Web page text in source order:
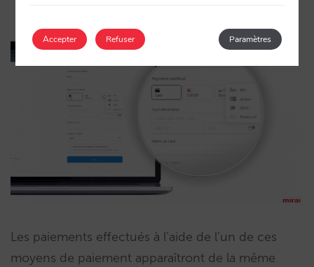
Les paiements effectués à l’aide de l’un de ces
moyens de paiement apparaîtront de la même
Accepter Paramètres
Refuser